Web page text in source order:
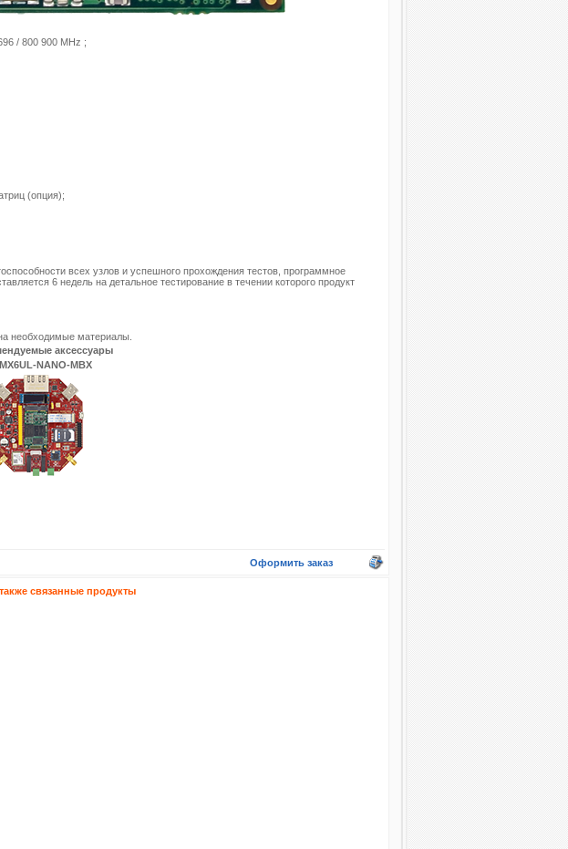
/ 800 900 MHz ;
(опция);
всех узлов и успешного прохождения тестов, программное
6 недель на детальное тестирование в течении которого продукт
необходимые материалы.
аксессуары
NANO-MBX
Оформить заказ
связанные продукты